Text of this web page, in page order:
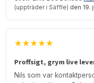
(uppträder i Säffle) den 19.
★★★★★
Proffsigt, grym live
Nils som var